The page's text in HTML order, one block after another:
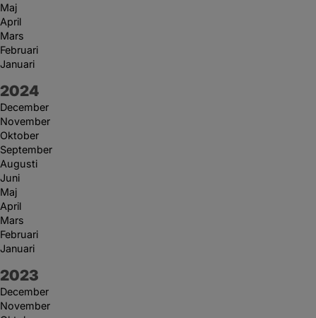
Maj
April
Mars
Februari
Januari
År:
2024
December
November
Oktober
September
Augusti
Juni
Maj
April
Mars
Februari
Januari
År:
2023
December
November